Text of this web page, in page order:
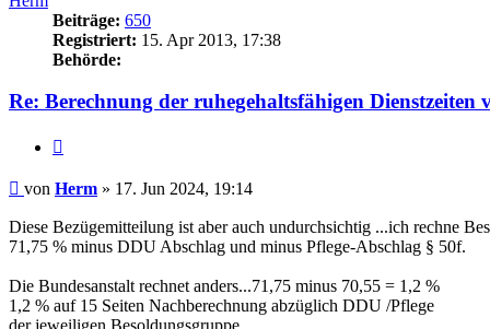
Beiträge: 650
Registriert: 15. Apr 2013, 17:38
Behörde:
Re: Berechnung der ruhegehaltsfähigen Dienstzeiten
Beitrag
von Herm » 17. Jun 2024, 19:14
Diese Bezügemitteilung ist aber auch undurchsichtig ...ich rechne
71,75 % minus DDU Abschlag und minus Pflege-Abschlag § 50f.
Die Bundesanstalt rechnet anders...71,75 minus 70,55 = 1,2 %
1,2 % auf 15 Seiten Nachberechnung abzüglich DDU /Pflege